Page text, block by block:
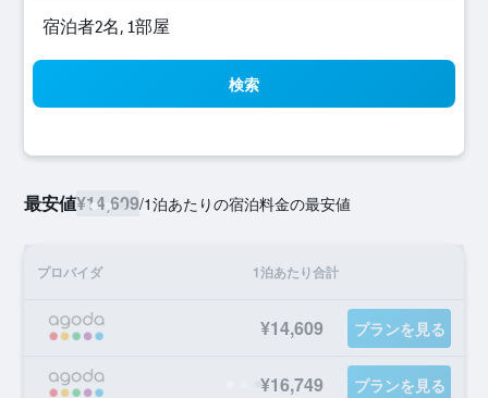
宿泊者2名, 1​部屋
検索
最安値¥14,609/1泊あたりの宿泊料金の最安値
プロバイダ 1泊あたり合計
¥14,609 プランを見る
¥16,749 プランを見る